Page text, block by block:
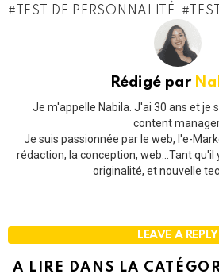
TEST DE PERSONNALITÉ
Rédigé par
Je m'appelle Nabila. J'ai 30 ans et je
content
Je suis passionnée par le web, l'e-
rédaction, la conception, web...Tant
originalité, et nouvelle
LEAVE A REPLY
A LIRE DANS LA